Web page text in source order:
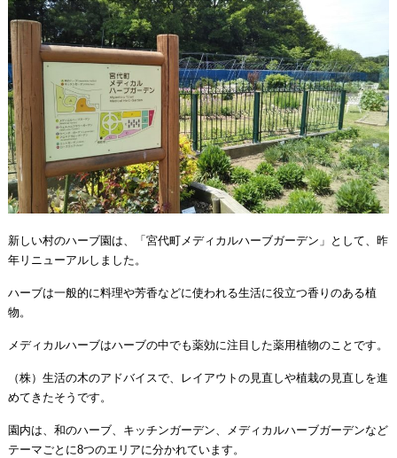
新しい村のハーブ園は、「宮代町メディカルハーブガーデン」として、昨
年リニューアルしました。
ハーブは一般的に料理や芳香などに使われる生活に役立つ香りのある植
物。
メディカルハーブはハーブの中でも薬効に注目した薬用植物のことです。
（株）生活の木のアドバイスで、レイアウトの見直しや植栽の見直しを進
めてきたそうです。
園内は、和のハーブ、キッチンガーデン、メディカルハーブガーデンなど
テーマごとに8つのエリアに分かれています。